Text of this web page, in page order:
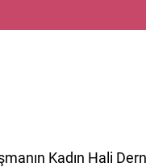
Kadın Hali